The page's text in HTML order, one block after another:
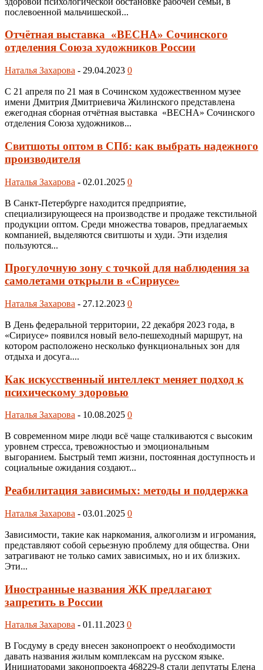
послевоенной мальчишеской...
Отчётная выставка «ВЕСНА» Сочинского
отделения Союза художников России
Наталья Захарова - 29.04.2023 0
С 21 апреля по 21 мая в Сочинском художественном музее
имени Дмитрия Дмитриевича Жилинского представлена
ежегодная сборная отчётная выставка «ВЕСНА» Сочинского
отделения Союза художников...
Свитшоты оптом в СПб: как выбрать надежного
производителя
Наталья Захарова - 02.01.2025 0
В Санкт-Петербурге находится предприятие,
специализирующееся на производстве и продаже текстильной
продукции оптом. Среди множества товаров, предлагаемых
компанией, выделяются свитшоты и худи. Эти изделия
пользуются...
Прогулочную зону с точкой для наблюдения за
самолетами открыли в «Сириусе»
Наталья Захарова - 27.12.2023 0
В День федеральной территории, 22 декабря 2023 года, в
«Сириусе» появился новый вело-пешеходный маршрут, на
котором расположено несколько функциональных зон для
отдыха и досуга....
Как искусственный интеллект меняет подход к
психическому здоровью
Наталья Захарова - 10.08.2025 0
В современном мире люди всё чаще сталкиваются с высоким
уровнем стресса, тревожностью и эмоциональным
выгоранием. Быстрый темп жизни, постоянная доступность и
социальные ожидания создают...
Реабилитация зависимых: методы и поддержка
Наталья Захарова - 03.01.2025 0
Зависимости, такие как наркомания, алкоголизм и игромания,
представляют собой серьезную проблему для общества. Они
затрагивают не только самих зависимых, но и их близких.
Эти...
Иностранные названия ЖК предлагают
запретить в России
Наталья Захарова - 01.11.2023 0
В Госдуму в среду внесен законопроект о необходимости
давать названия жилым комплексам на русском языке.
Инициаторами законопроекта 468229-8 стали депутаты Елена